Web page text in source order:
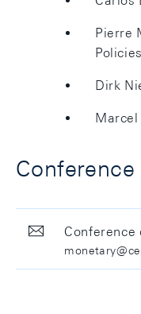
Pierre
Policies
Dirk
Marcel
Conference